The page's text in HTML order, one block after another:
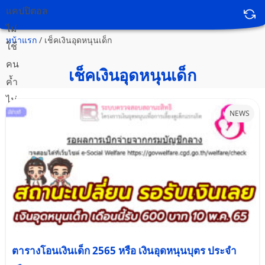
หน้าแรก / เช็คเงินอุดหนุนเด็ก
เช็คเงินอุดหนุนเด็ก
NEWS
ตารางโอนเงินเด็ก 2565 หรือ เงินอุดหนุนบุตร ประจำ